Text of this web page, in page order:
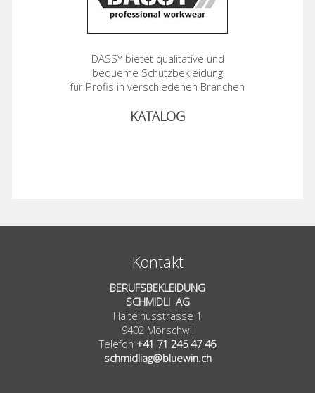
DASSY bietet qualitative und
bequeme Schutzbekleidung
für Profis in verschiedenen Branchen
KATALOG
Kontakt
BERUFSBEKLEIDUNG
SCHMIDLI AG
Haltelhusstrasse 1
9402 Mörschwil
Telefon +41 71 245 47 46
schmidliag@bluewin.ch